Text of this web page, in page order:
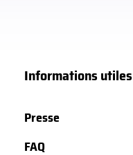
Informations utiles
Presse
FAQ